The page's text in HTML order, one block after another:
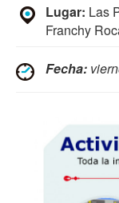
Lugar: Las
Franchy
Fecha: